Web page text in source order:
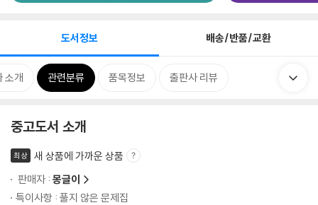
도서정보 배송/반품/교환
소개 관련분류 품목정보 출판사 리뷰
중고도서 소개
최상
새 상품에 가까운 상품
판매자 : 몽글이
특이사항 : 풀지 않은 문제집